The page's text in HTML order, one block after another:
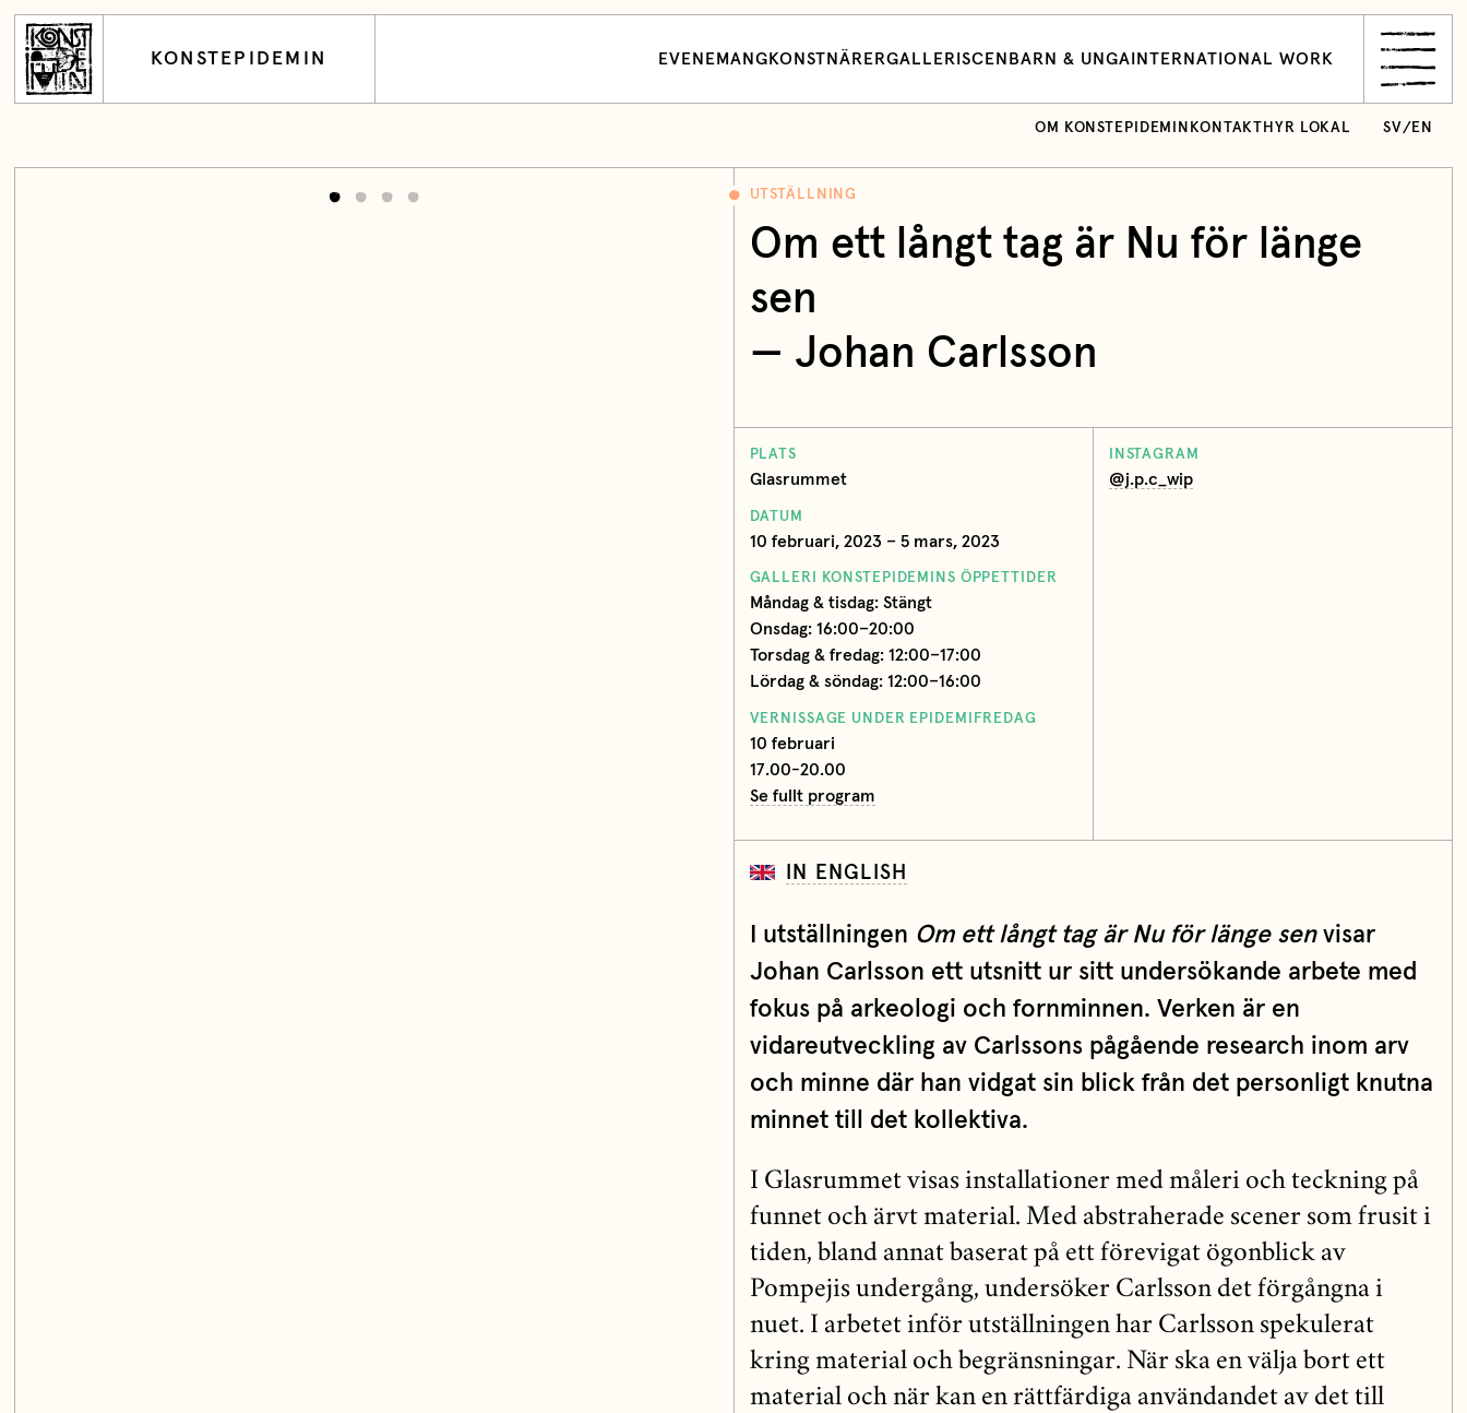
KONSTEPIDEMIN EVENEMANG KONSTNÄRERGALLERI SCEN BARN & UNGA INTERNATIONAL WORK
OM KONSTEPIDEMIN KONTAKT HYR LOKAL SV/ EN
UTSTÄLLNING
Om ett långt tag är Nu för länge
sen
— Johan Carlsson
PLATS
Glasrummet
DATUM
10 februari, 2023 – 5 mars, 2023
GALLERI KONSTEPIDEMINS ÖPPETTIDER
Måndag & tisdag: Stängt
Onsdag: 16:00–20:00
Torsdag & fredag: 12:00–17:00
Lördag & söndag: 12:00–16:00
VERNISSAGE UNDER EPIDEMIFREDAG
10 februari
17.00-20.00
Se fullt program
INSTAGRAM
@j.p.c_wip
IN ENGLISH
I utställningen Om ett långt tag är Nu för länge senvisar
Johan Carlsson ett utsnitt ur sitt undersökande arbete med
fokus på arkeologi och fornminnen. Verken är en
vidareutveckling av Carlssons pågående research inom arv
och minne där han vidgat sin blick från det personligt knutna
minnet till det kollektiva.
I Glasrummet visas installationer med måleri och teckning på
funnet och ärvt material. Med abstraherade scener som frusit i
tiden, bland annat baserat på ett förevigat ögonblick av
Pompejis undergång, undersöker Carlsson det förgångna i
nuet. I arbetet inför utställningen har Carlsson spekulerat
kring material och begränsningar. När ska en välja bort ett
material och när kan en rättfärdiga användandet av det till